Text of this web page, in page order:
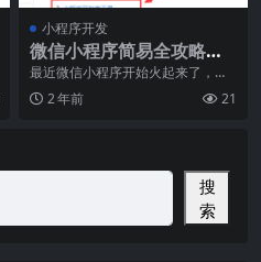
小程序开发
微信小程序简易全攻略
《一》开始构建与创建页
面
最近微信小程序开始火起来了，虽
然还没开放公测，但是开发工具，
本地环境却是可以构建
2 年前 21
搜
索